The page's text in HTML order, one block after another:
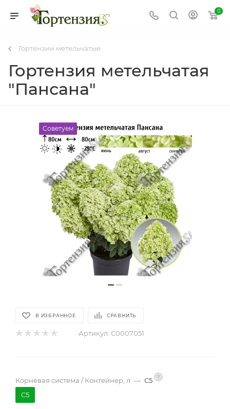
0
Гортензии метельчатые
Гортензия метельчатая
"Пансана"
Советуем
В ИЗБРАННОЕ СРАВНИТЬ
Артикул: С0007051
Корневая система / Контейнер, л — С5 ?
С5